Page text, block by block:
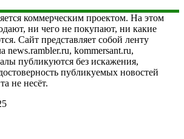
коммерческим проектом. На этом
ни чего не покупают, ни какие
Сайт представляет собой ленту
news.rambler.ru, kommersant.ru,
публикуются без искажения,
публикуемых новостей
не несёт.